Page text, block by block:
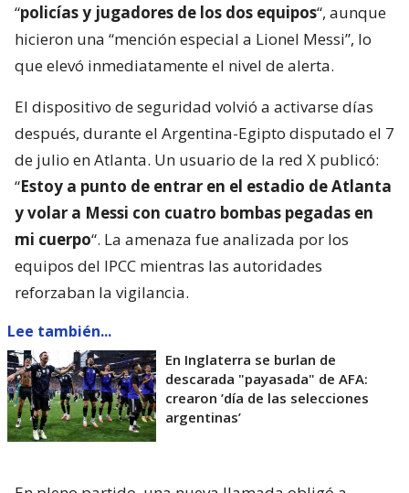
“policías y jugadores de los dos equipos“, aunque
hicieron una “mención especial a Lionel Messi”, lo
que elevó inmediatamente el nivel de alerta.
El dispositivo de seguridad volvió a activarse días
después, durante el Argentina-Egipto disputado el 7
de julio en Atlanta. Un usuario de la red X publicó:
“Estoy a punto de entrar en el estadio de Atlanta
y volar a Messi con cuatro bombas pegadas en
mi cuerpo“. La amenaza fue analizada por los
equipos del IPCC mientras las autoridades
reforzaban la vigilancia.
Lee también...
En Inglaterra se burlan de
descarada "payasada" de AFA:
crearon ’día de las selecciones
argentinas’